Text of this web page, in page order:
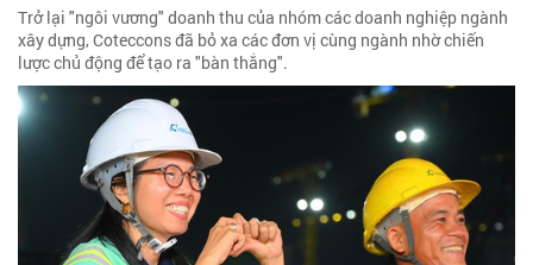
Trở lại "ngôi vương" doanh thu của nhóm các doanh nghiệp ngành
xây dựng, Coteccons đã bỏ xa các đơn vị cùng ngành nhờ chiến
lược chủ động để tạo ra "bàn thắng".